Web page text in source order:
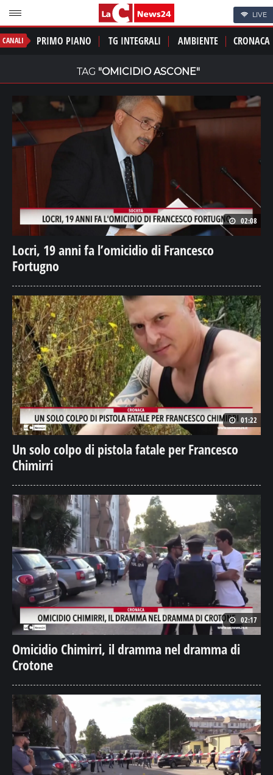
LIVE
CANALI PRIMO PIANO TG INTEGRALI AMBIENTE CRONACA
TAG "OMICIDIO ASCONE"
02:08
Locri, 19 anni fa l’omicidio di Francesco
Fortugno
01:22
Un solo colpo di pistola fatale per Francesco
Chimirri
02:17
Omicidio Chimirri, il dramma nel dramma di
Crotone